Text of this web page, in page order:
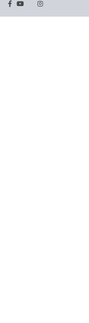
Facebook
Youtube
TwitterInstragram